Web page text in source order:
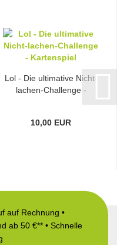
Lol - Die ultimative Nicht-
lachen-Challenge -
10,00 EUR
auf Rechnung •
ab 50 €** • Schnelle